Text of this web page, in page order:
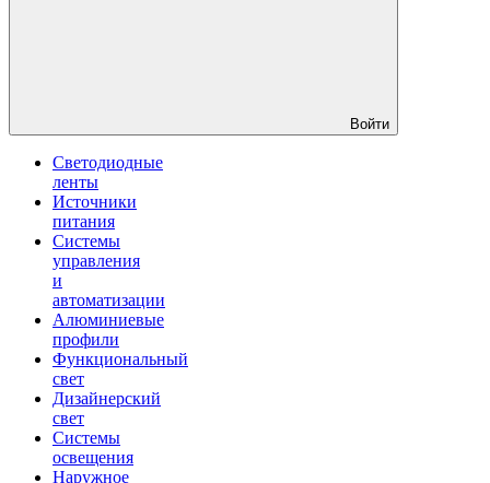
Войти
Светодиодные
ленты
Источники
питания
Системы
управления
и
автоматизации
Алюминиевые
профили
Функциональный
свет
Дизайнерский
свет
Системы
освещения
Наружное